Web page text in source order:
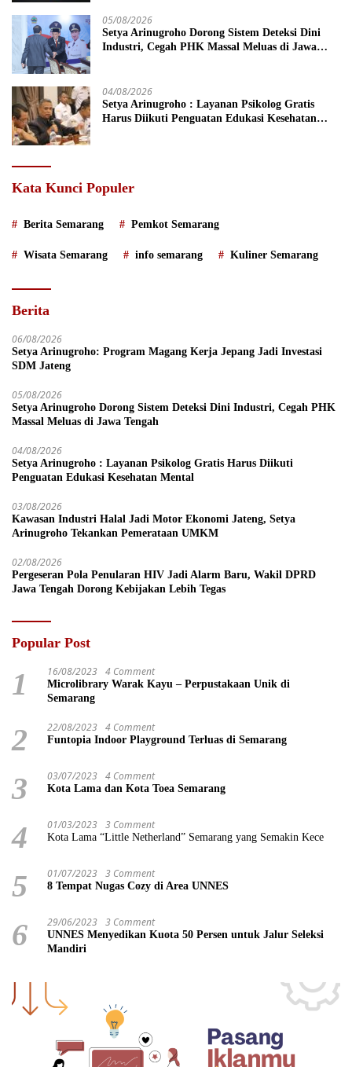
05/08/2026
Setya Arinugroho Dorong Sistem Deteksi Dini
Industri, Cegah PHK Massal Meluas di Jawa
04/08/2026
Setya Arinugroho : Layanan Psikolog Gratis
Harus Diikuti Penguatan Edukasi Kesehatan
Kata Kunci Populer
Berita Semarang Pemkot Semarang
Wisata Semarang info semarang Kuliner Semarang
Berita
06/08/2026
Setya Arinugroho: Program Magang Kerja Jepang Jadi Investasi
SDM Jateng
05/08/2026
Setya Arinugroho Dorong Sistem Deteksi Dini Industri, Cegah PHK
Massal Meluas di Jawa Tengah
04/08/2026
Setya Arinugroho : Layanan Psikolog Gratis Harus Diikuti
Penguatan Edukasi Kesehatan Mental
03/08/2026
Kawasan Industri Halal Jadi Motor Ekonomi Jateng, Setya
Arinugroho Tekankan Pemerataan UMKM
02/08/2026
Pergeseran Pola Penularan HIV Jadi Alarm Baru, Wakil DPRD
Jawa Tengah Dorong Kebijakan Lebih Tegas
Popular Post
1 16/08/2023 4 Comment
Microlibrary Warak Kayu – Perpustakaan Unik di
Semarang
2 22/08/2023 4 Comment
Funtopia Indoor Playground Terluas di Semarang
3 03/07/2023 4 Comment
Kota Lama dan Kota Toea Semarang
4 01/03/2023 3 Comment
Kota Lama “Little Netherland” Semarang yang Semakin Kece
5 01/07/2023 3 Comment
8 Tempat Nugas Cozy di Area UNNES
6 29/06/2023 3 Comment
UNNES Menyedikan Kuota 50 Persen untuk Jalur Seleksi
Mandiri